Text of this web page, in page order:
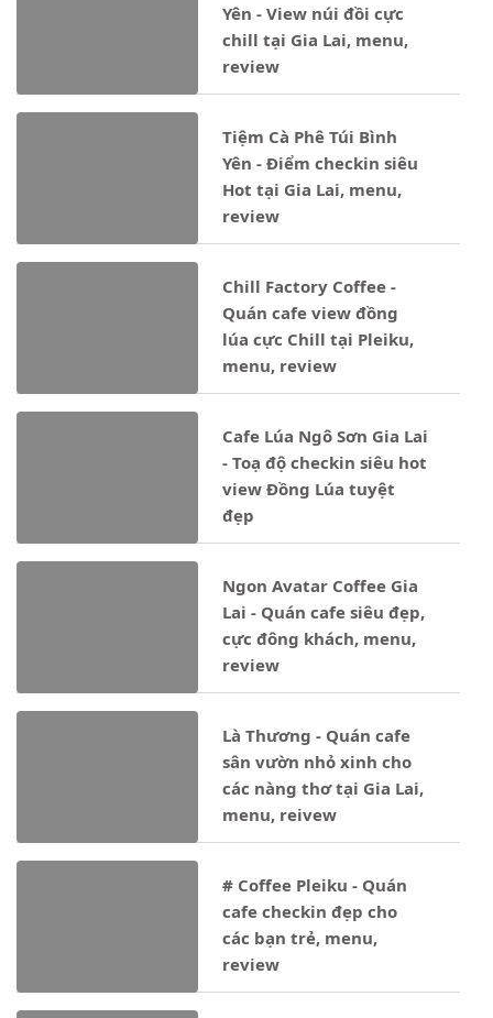
Yên - View núi đồi cực
chill tại Gia Lai, menu,
review
Tiệm Cà Phê Túi Bình
Yên - Điểm checkin siêu
Hot tại Gia Lai, menu,
review
Chill Factory Coffee -
Quán cafe view đồng
lúa cực Chill tại Pleiku,
menu, review
Cafe Lúa Ngô Sơn Gia Lai
- Toạ độ checkin siêu hot
view Đồng Lúa tuyệt
đẹp
Ngon Avatar Coffee Gia
Lai - Quán cafe siêu đẹp,
cực đông khách, menu,
review
Là Thương - Quán cafe
sân vườn nhỏ xinh cho
các nàng thơ tại Gia Lai,
menu, reivew
# Coffee Pleiku - Quán
cafe checkin đẹp cho
các bạn trẻ, menu,
review